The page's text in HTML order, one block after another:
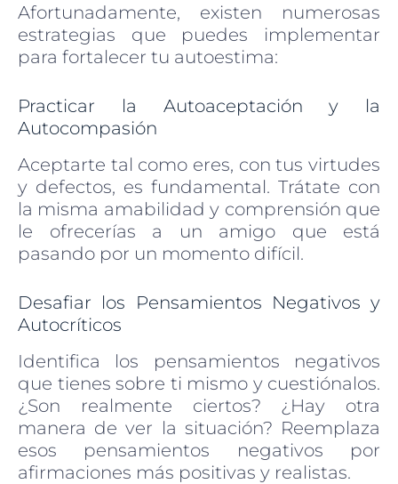
Afortunadamente, existen numerosas
estrategias que puedes implementar
para fortalecer tu autoestima:
Practicar la Autoaceptación y la
Autocompasión
Aceptarte tal como eres, con tus virtudes
y defectos, es fundamental. Trátate con
la misma amabilidad y comprensión que
le ofrecerías a un amigo que está
pasando por un momento difícil.
Desafiar los Pensamientos Negativos y
Autocríticos
Identifica los pensamientos negativos
que tienes sobre ti mismo y cuestiónalos.
¿Son realmente ciertos? ¿Hay otra
manera de ver la situación? Reemplaza
esos pensamientos negativos por
afirmaciones más positivas y realistas.